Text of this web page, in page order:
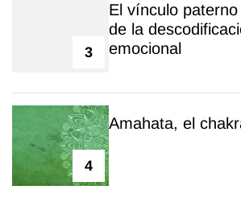
3
El vínculo
de la
emocional
4
Amahata, el